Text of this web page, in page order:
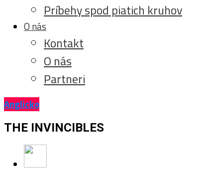
Príbehy spod piatich kruhov
O nás
Kontakt
O nás
Partneri
Anglicko
THE INVINCIBLES